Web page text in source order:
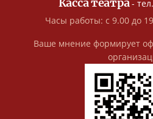
-
Часы работы: с 9.00 до
Ваше мнение формирует